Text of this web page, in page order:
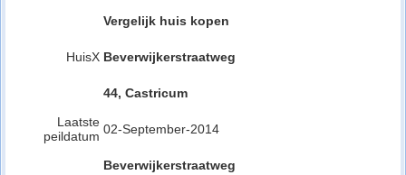
HuisX
Vergelijk huis kopen
Beverwijkerstraatweg
44, Castricum
Laatste
peildatum 02-September-2014
Beverwijkerstraatweg